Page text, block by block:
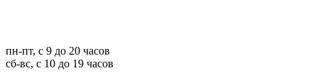
пн-пт, с 9 до 20 часов
сб-вс, с 10 до 19 часов